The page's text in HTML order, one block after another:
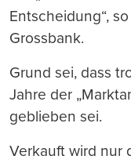
Entscheidung“,
Grossbank.
Grund sei, dass
Jahre der
geblieben sei.
Verkauft wird nur